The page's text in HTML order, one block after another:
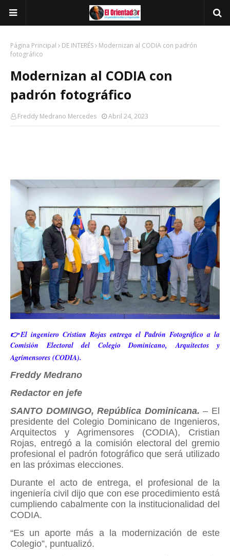
Página Principal DE INTERÉS
Modernizan al CODIA con padrón
fotográfico
Modernizan al CODIA con
padrón fotográfico
Freddy Medrano Mercedes Abril 24, 2023
👉El ingeniero Cristian Rojas entrega el Padrón Fotográfico a la
Comisión Electoral del Colegio Dominicano, Arquitectos y
Agrimensores (CODIA).
Freddy Medrano
Redactor en jefe
SANTO DOMINGO, República Dominicana.– El
presidente del Colegio Dominicano de Ingenieros,
Arquitectos y Agrimensores (CODIA), Cristian
Rojas, entregó a la comisión electoral del gremio
profesional el padrón fotográfico que será utilizado
en las próximas elecciones.
Durante el acto de entrega, el profesional de la
ingeniería civil dijo que con ese procedimiento está
cumpliendo cabalmente con la institucionalidad del
CODIA.
“Es un aporte más a la modernización de este
Colegio”, puntualizó.